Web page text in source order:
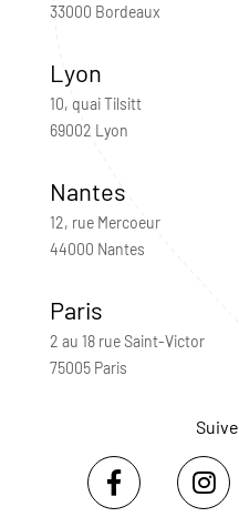
33000 Bordeaux
Lyon
10, quai Tilsitt
69002 Lyon
Nantes
12, rue Mercoeur
44000 Nantes
Paris
2 au 18 rue Saint-Victor
75005 Paris